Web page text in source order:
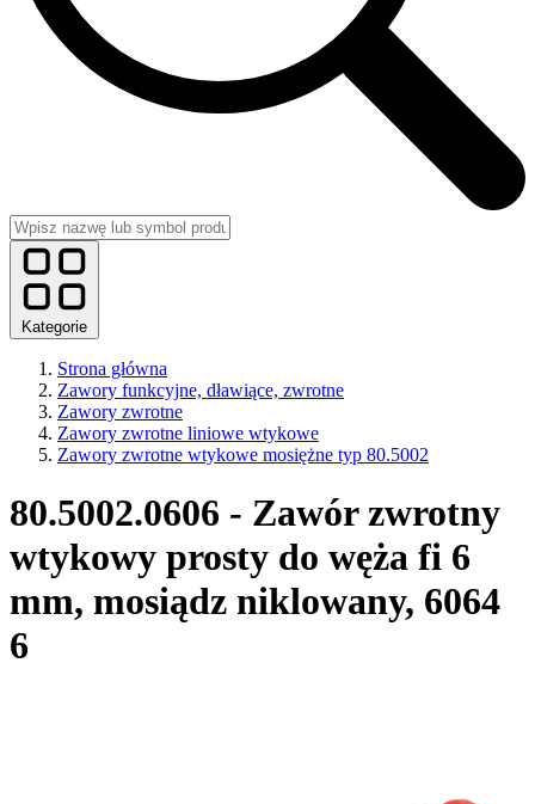
Kategorie
Strona główna
Zawory funkcyjne, dławiące, zwrotne
Zawory zwrotne
Zawory zwrotne liniowe wtykowe
Zawory zwrotne wtykowe mosiężne typ 80.5002
80.5002.0606 - Zawór zwrotny
wtykowy prosty do węża fi 6
mm, mosiądz niklowany, 6064
6